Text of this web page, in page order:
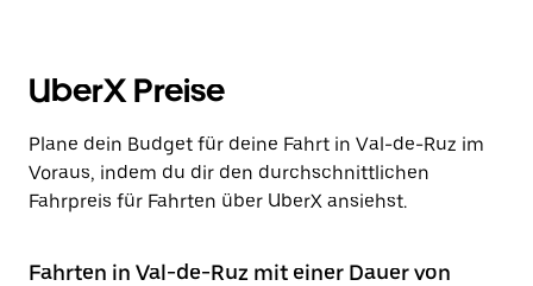
UberX Preise
Plane dein Budget für deine Fahrt in Val-de-Ruz im
Voraus, indem du dir den durchschnittlichen
Fahrpreis für Fahrten über UberX ansiehst.
Fahrten in Val-de-Ruz mit einer Dauer von